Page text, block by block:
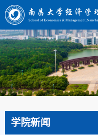
学院新闻